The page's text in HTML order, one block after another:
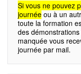
Si vous ne pouvez
journée ou à un
toute la formation
des
manquée vous
journée par mail.